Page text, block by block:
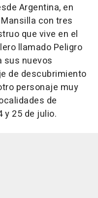
Argentina, en
con tres
que vive en el
llamado Peligro
sus nuevos
de descubrimiento
personaje muy
de
y 25 de julio.